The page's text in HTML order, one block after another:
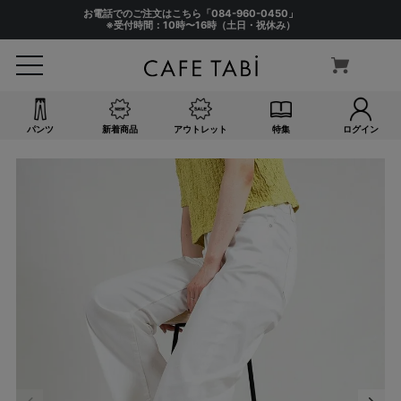
お電話でのご注文はこちら「084-960-0450 」
※受付時間：10時〜16時（土日・祝休み）
パンツ 新着商品 アウトレット 特集 ログイン